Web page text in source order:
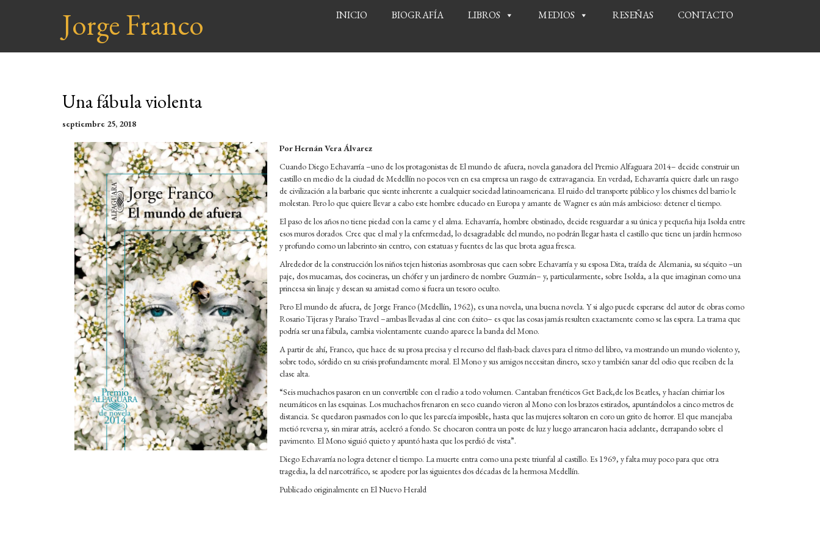
Jorge Franco INICIO BIOGRAFÍA LIBROS MEDIOS RESEÑAS CONTACTO
Una fábula violenta
septiembre 25, 2018
Por Hernán Vera Álvarez
Cuando Diego Echavarría –uno de los protagonistas de El mundo de afuera, novela ganadora del Premio Alfaguara 2014– decide construir un
castillo en medio de la ciudad de Medellín no pocos ven en esa empresa un rasgo de extravagancia. En verdad, Echavarría quiere darle un rasgo
de civilización a la barbarie que siente inherente a cualquier sociedad latinoamericana. El ruido del transporte público y los chismes del barrio le
molestan. Pero lo que quiere llevar a cabo este hombre educado en Europa y amante de Wagner es aún más ambicioso: detener el tiempo.
El paso de los años no tiene piedad con la carne y el alma. Echavarría, hombre obstinado, decide resguardar a su única y pequeña hija Isolda entre
esos muros dorados. Cree que el mal y la enfermedad, lo desagradable del mundo, no podrán llegar hasta el castillo que tiene un jardín hermoso
y profundo como un laberinto sin centro, con estatuas y fuentes de las que brota agua fresca.
Alrededor de la construcción los niños tejen historias asombrosas que caen sobre Echavarría y su esposa Dita, traída de Alemania, su séquito –un
paje, dos mucamas, dos cocineras, un chófer y un jardinero de nombre Guzmán– y, particularmente, sobre Isolda, a la que imaginan como una
princesa sin linaje y desean su amistad como si fuera un tesoro oculto.
Pero El mundo de afuera, de Jorge Franco (Medellín, 1962), es una novela, una buena novela. Y si algo puede esperarse del autor de obras como
Rosario Tijeras y Paraíso Travel –ambas llevadas al cine con éxito– es que las cosas jamás resulten exactamente como se las espera. La trama que
podría ser una fábula, cambia violentamente cuando aparece la banda del Mono.
A partir de ahí, Franco, que hace de su prosa precisa y el recurso del flash-back claves para el ritmo del libro, va mostrando un mundo violento y,
sobre todo, sórdido en su crisis profundamente moral. El Mono y sus amigos necesitan dinero, sexo y también sanar del odio que reciben de la
clase alta.
“Seis muchachos pasaron en un convertible con el radio a todo volumen. Cantaban frenéticos Get Back,de los Beatles, y hacían chirriar los
neumáticos en las esquinas. Los muchachos frenaron en seco cuando vieron al Mono con los brazos estirados, apuntándolos a cinco metros de
distancia. Se quedaron pasmados con lo que les parecía imposible, hasta que las mujeres soltaron en coro un grito de horror. El que manejaba
metió reversa y, sin mirar atrás, aceleró a fondo. Se chocaron contra un poste de luz y luego arrancaron hacia adelante, derrapando sobre el
pavimento. El Mono siguió quieto y apuntó hasta que los perdió de vista”.
Diego Echavarría no logra detener el tiempo. La muerte entra como una peste triunfal al castillo. Es 1969, y falta muy poco para que otra
tragedia, la del narcotráfico, se apodere por las siguientes dos décadas de la hermosa Medellín.
Publicado originalmente en El Nuevo Herald